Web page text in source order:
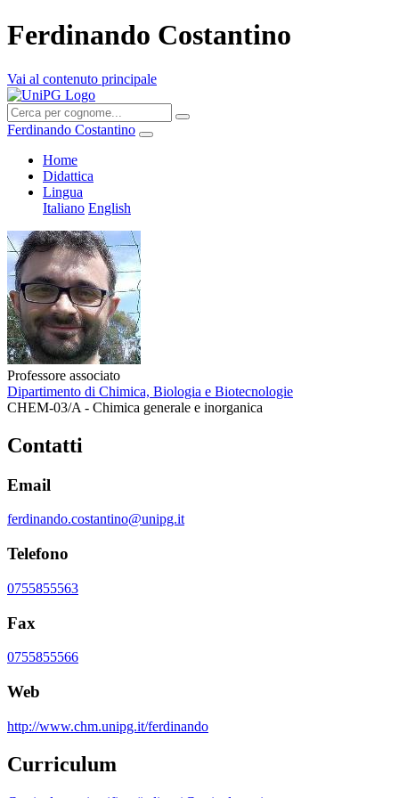
Ferdinando Costantino
Vai al contenuto principale
Ferdinando Costantino
Home
Didattica
Lingua
Italiano English
Professore associato
Dipartimento di Chimica, Biologia e Biotecnologie
CHEM-03/A - Chimica generale e inorganica
Contatti
Email
ferdinando.costantino@unipg.it
Telefono
0755855563
Fax
0755855566
Web
http://www.chm.unipg.it/ferdinando
Curriculum